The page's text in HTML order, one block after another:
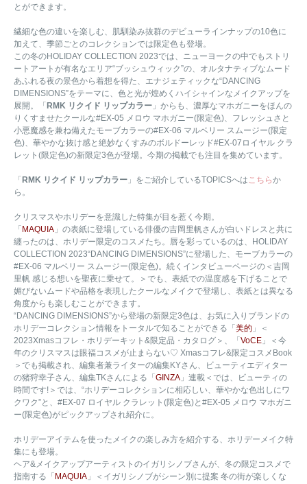
とができます。
繊細な色の違いを楽しむ、肌馴染み抜群のデビューラインナップの10色に
加えて、季節ごとのコレクションでは限定色も登場。
この冬のHOLIDAY COLLECTION 2023では、ニューヨークの中でもストリ
ートアートが有名なエリア“ブッシュウィック”の、オルタナティブなムード
あふれる夜の景色から着想を得た、エナジェティックな“DANCING
DIMENSIONS”をテーマに、色と光が煌めくハイシャインなメイクアップを
展開。「RMK リクイド リップカラー 」からも、濃厚なマホガニーをほんの
りくすませたクールな#EX-05 メロウ マホガニー(限定色)、フレッシュさと
小悪魔感を兼ね備えたモーブカラーの#EX-06 マルベリー スムージー(限定
色)、華やかな抜け感と絶妙なくすみのボルドーレッド#EX-07ロイヤル クラ
レット(限定色)の新限定3色が登場。今期の掲載でも注目を集めています。
「RMK リクイド リップカラー 」をご紹介しているTOPICSへはこちらか
ら。
クリスマスやホリデーを意識した特集が目を惹く今期。
「MAQUIA 」の表紙に登場している俳優の吉岡里帆さんが白いドレスと共に
纏ったのは、ホリデー限定のコスメたち。唇を彩っているのは、HOLIDAY
COLLECTION 2023“DANCING DIMENSIONS”に登場した、モーブカラーの
#EX-06 マルベリー スムージー(限定色)。続くインタビューページの＜吉岡
里帆 感じる想いを聖夜に乗せて。＞でも、表紙での温度感を下げることで
媚びないムードや品格を表現したクールなメイクで登場し、表紙とは異なる
角度からも楽しむことができます。
“DANCING DIMENSIONS”から登場の新限定3色は、お気に入りブランドの
ホリデーコレクション情報をトータルで知ることができる「美的 」＜
2023Xmasコフレ・ホリデーキット&限定品・カタログ＞、「VoCE 」＜今
年のクリスマスは眼福コスメが止まらない♡ Xmasコフレ&限定コスメBook
＞でも掲載され、編集者兼ライターの編集KYさん、ビューティエディター
の猪狩幸子さん、編集TKさんによる「GINZA 」連載＜では、ビューティの
時間です!＞では、“ホリデーコレクションに相応しい、華やかな色出しにワ
クワク”と、#EX-07 ロイヤル クラレット(限定色)と#EX-05 メロウ マホガニ
ー(限定色)がピックアップされ紹介に。
ホリデーアイテムを使ったメイクの楽しみ方を紹介する、ホリデーメイク特
集にも登場。
ヘア&メイクアップアーティストのイガリシノブさんが、冬の限定コスメで
指南する「MAQUIA 」＜イガリシノブがシーン別に提案 冬の街が楽しくな